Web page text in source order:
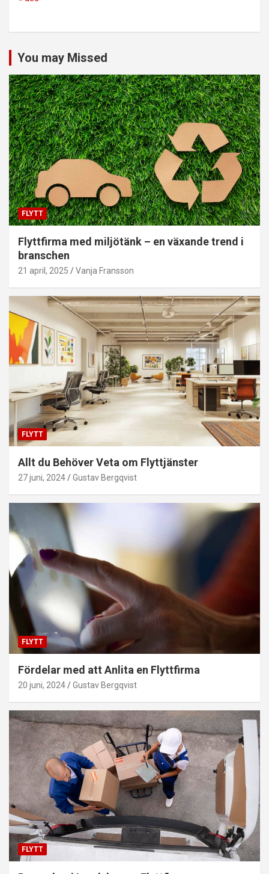
You may Missed
FLYTT
Flyttfirma med miljötänk – en växande trend i
branschen
21 april, 2025 Vanja Fransson
FLYTT
Allt du Behöver Veta om Flyttjänster
27 juni, 2024 Gustav Bergqvist
FLYTT
Fördelar med att Anlita en Flyttfirma
20 juni, 2024 Gustav Bergqvist
FLYTT